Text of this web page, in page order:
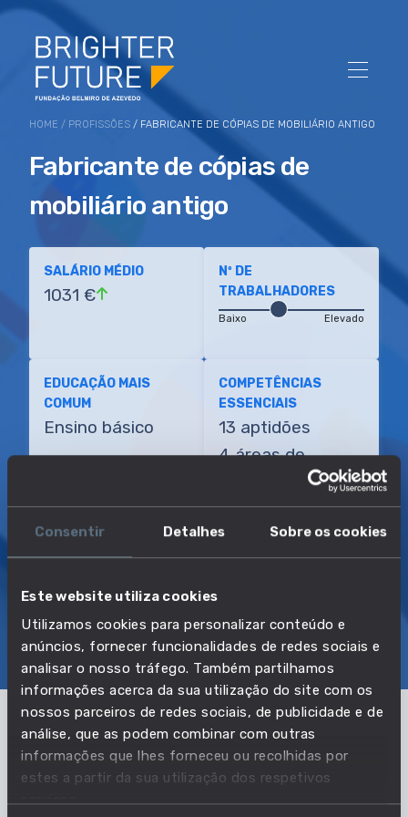
Consentir Detalhes Sobre os cookies
Este website utiliza cookies
Utilizamos cookies para personalizar conteúdo e
anúncios, fornecer funcionalidades de redes sociais e
analisar o nosso tráfego. Também partilhamos
informações acerca da sua utilização do site com os
nossos parceiros de redes sociais, de publicidade e de
análise, que as podem combinar com outras
informações que lhes forneceu ou recolhidas por
estes a partir da sua utilização dos respetivos
serviços.
HOME / PROFISSÕES / FABRICANTE DE CÓPIAS DE MOBILIÁRIO ANTIGO
Fabricante de cópias de
mobiliário antigo
SALÁRIO MÉDIO
1031 €
Nº DE
TRABALHADORES
Baixo Elevado
EDUCAÇÃO MAIS
COMUM
Ensino básico
COMPETÊNCIAS
ESSENCIAIS
13 aptidões
4 áreas de
conhecimento
TRANSIÇÃO MAIS DIRETA
Marceneiro
SOBREEMPREGO E SALÁRIO
EDUCAÇÃO E COMPETÊNCIASTRANSIÇÕES
Pertencente à profissão:
Trabalhadores do tratamento da